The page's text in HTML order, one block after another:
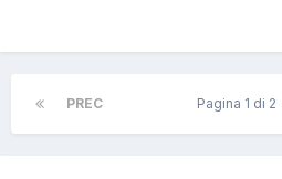
PREC Pagina 1 di 2